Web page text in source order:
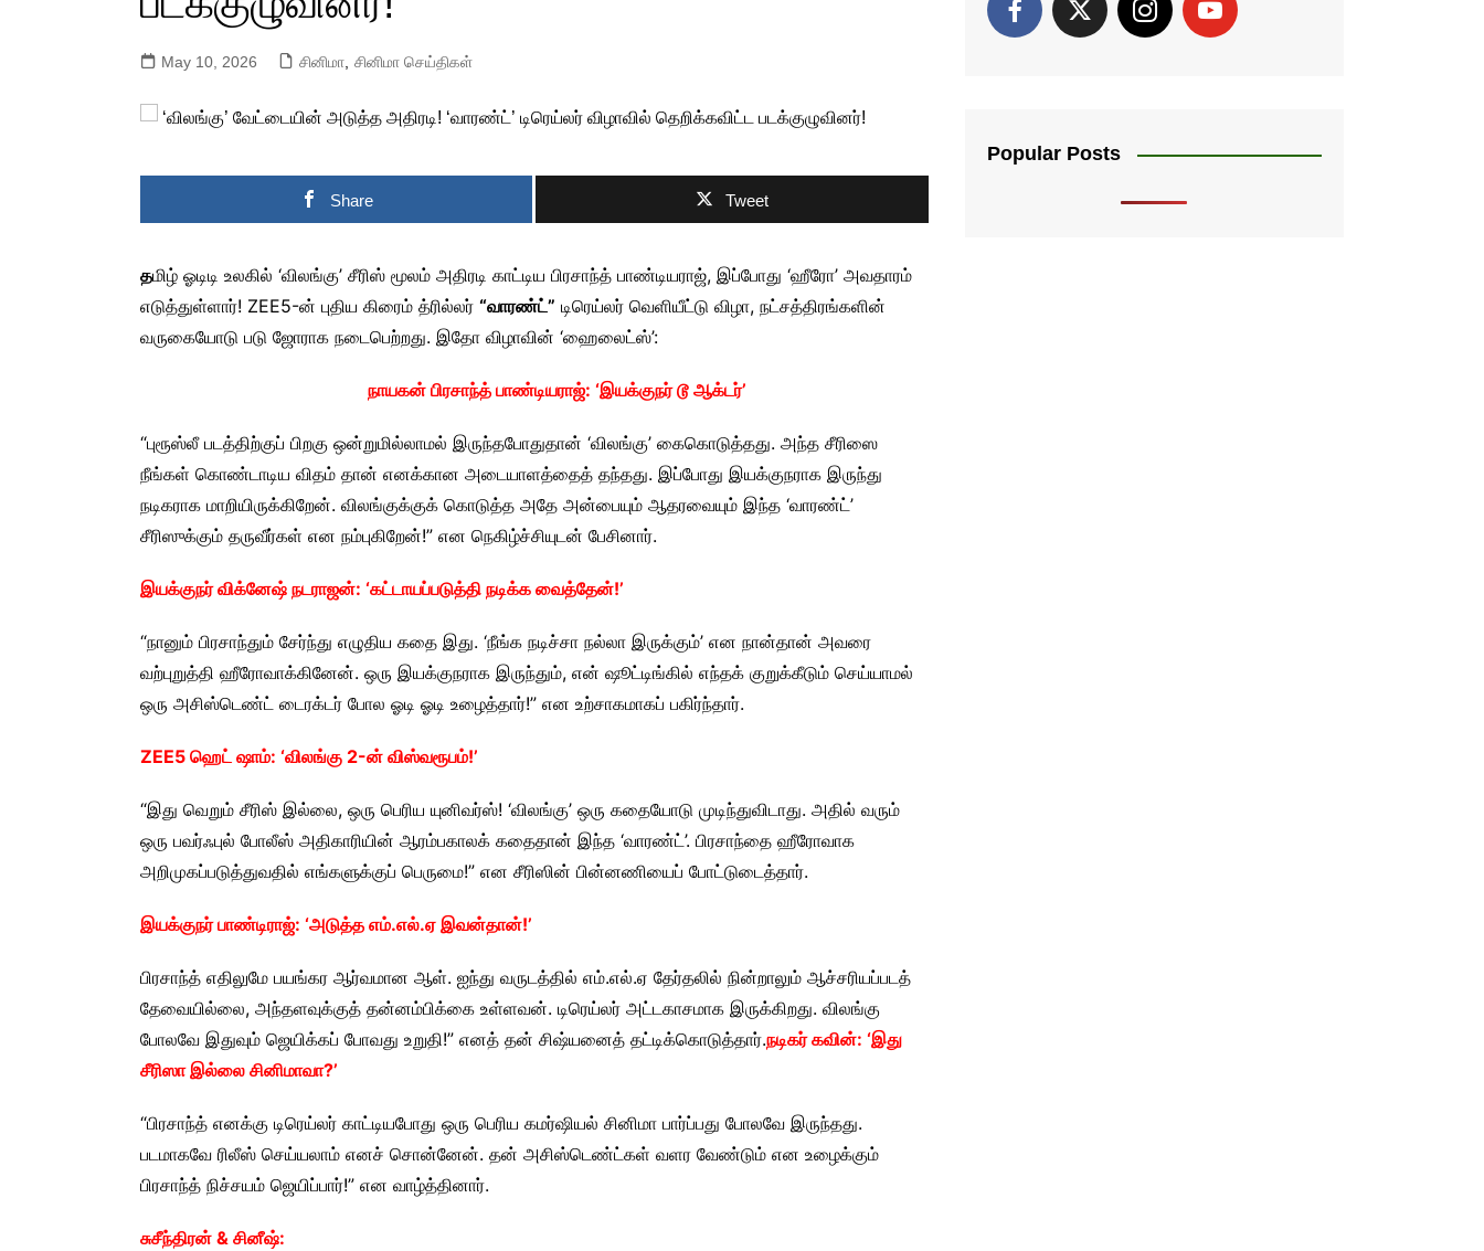
May 10, 2026 சினிமா சினிமா செய்திகள்
Share Tweet
தமிழ் ஓடிடி உலகில் ‘விலங்கு’ சீரிஸ் மூலம் அதிரடி காட்டிய பிரசாந்த் பாண்டியராஜ், இப்போது ‘ஹீரோ’ அவதாரம்
எடுத்துள்ளார்! ZEE5-ன் புதிய கிரைம் த்ரில்லர் “வாரண்ட்” டிரெய்லர் வெளியீட்டு விழா, நட்சத்திரங்களின்
வருகையோடு படு ஜோராக நடைபெற்றது. இதோ விழாவின் ‘ஹைலைட்ஸ்’:
நாயகன் பிரசாந்த் பாண்டியராஜ்: ‘இயக்குநர் டூ ஆக்டர்’
“புரூஸ்லீ படத்திற்குப் பிறகு ஒன்றுமில்லாமல் இருந்தபோதுதான் ‘விலங்கு’ கைகொடுத்தது. அந்த சீரிஸை
நீங்கள் கொண்டாடிய விதம் தான் எனக்கான அடையாளத்தைத் தந்தது. இப்போது இயக்குநராக இருந்து
நடிகராக மாறியிருக்கிறேன். விலங்குக்குக் கொடுத்த அதே அன்பையும் ஆதரவையும் இந்த ‘வாரண்ட்’
சீரிஸுக்கும் தருவீர்கள் என நம்புகிறேன்!” என நெகிழ்ச்சியுடன் பேசினார்.
இயக்குநர் விக்னேஷ் நடராஜன்: ‘கட்டாயப்படுத்தி நடிக்க வைத்தேன்!’
“நானும் பிரசாந்தும் சேர்ந்து எழுதிய கதை இது. ‘நீங்க நடிச்சா நல்லா இருக்கும்’ என நான்தான் அவரை
வற்புறுத்தி ஹீரோவாக்கினேன். ஒரு இயக்குநராக இருந்தும், என் ஷூட்டிங்கில் எந்தக் குறுக்கீடும் செய்யாமல்
ஒரு அசிஸ்டெண்ட் டைரக்டர் போல ஓடி ஓடி உழைத்தார்!” என உற்சாகமாகப் பகிர்ந்தார்.
ZEE5 ஹெட் ஷாம்: ‘விலங்கு 2-ன் விஸ்வரூபம்!’
“இது வெறும் சீரிஸ் இல்லை, ஒரு பெரிய யுனிவர்ஸ்! ‘விலங்கு’ ஒரு கதையோடு முடிந்துவிடாது. அதில் வரும்
ஒரு பவர்ஃபுல் போலீஸ் அதிகாரியின் ஆரம்பகாலக் கதைதான் இந்த ‘வாரண்ட்’. பிரசாந்தை ஹீரோவாக
அறிமுகப்படுத்துவதில் எங்களுக்குப் பெருமை!” என சீரிஸின் பின்னணியைப் போட்டுடைத்தார்.
இயக்குநர் பாண்டிராஜ்: ‘அடுத்த எம்.எல்.ஏ இவன்தான்!’
பிரசாந்த் எதிலுமே பயங்கர ஆர்வமான ஆள். ஐந்து வருடத்தில் எம்.எல்.ஏ தேர்தலில் நின்றாலும் ஆச்சரியப்படத்
தேவையில்லை, அந்தளவுக்குத் தன்னம்பிக்கை உள்ளவன். டிரெய்லர் அட்டகாசமாக இருக்கிறது. விலங்கு
போலவே இதுவும் ஜெயிக்கப் போவது உறுதி!” எனத் தன் சிஷ்யனைத் தட்டிக்கொடுத்தார்.நடிகர் கவின்: ‘இது
சீரிஸா இல்லை சினிமாவா?’
“பிரசாந்த் எனக்கு டிரெய்லர் காட்டியபோது ஒரு பெரிய கமர்ஷியல் சினிமா பார்ப்பது போலவே இருந்தது.
படமாகவே ரிலீஸ் செய்யலாம் எனச் சொன்னேன். தன் அசிஸ்டெண்ட்கள் வளர வேண்டும் என உழைக்கும்
பிரசாந்த் நிச்சயம் ஜெயிப்பார்!” என வாழ்த்தினார்.
சுசீந்திரன் & சினீஷ்:
Popular Posts